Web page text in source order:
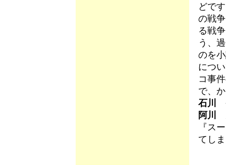
どで
の戦
る戦
う、
のを
につ
コ事
で、
石川
阿川
『ス
てし